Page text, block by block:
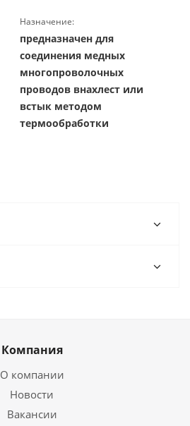
Назначение:
предназначен для
соединения медных
многопроволочных
проводов внахлест или
встык методом
термообработки
Компания
О компании
Новости
Вакансии